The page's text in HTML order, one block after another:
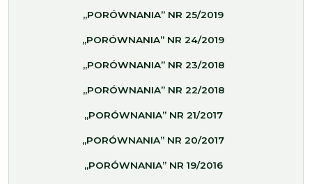
„PORÓWNANIA” NR 25/2019
„PORÓWNANIA” NR 24/2019
„PORÓWNANIA” NR 23/2018
„PORÓWNANIA” NR 22/2018
„PORÓWNANIA” NR 21/2017
„PORÓWNANIA” NR 20/2017
„PORÓWNANIA” NR 19/2016